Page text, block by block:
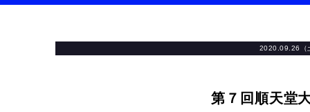
2020.09.26（
第７回順天堂